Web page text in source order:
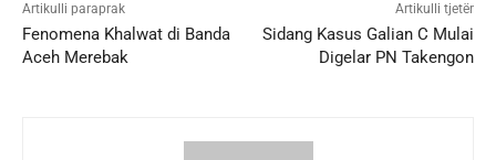
Artikulli paraprak
Fenomena Khalwat di Banda
Aceh Merebak
Artikulli tjetër
Sidang Kasus Galian C Mulai
Digelar PN Takengon